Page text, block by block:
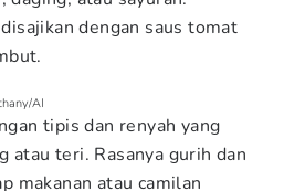
dengan saus tomat
AI
tipis dan renyah yang
atau teri. Rasanya gurih dan
makanan atau camilan